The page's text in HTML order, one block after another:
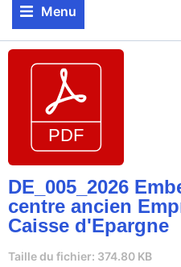
Menu
DE_005_2026
centre ancien
Caisse d'Epargne
Taille du fichier: 374.80 KB